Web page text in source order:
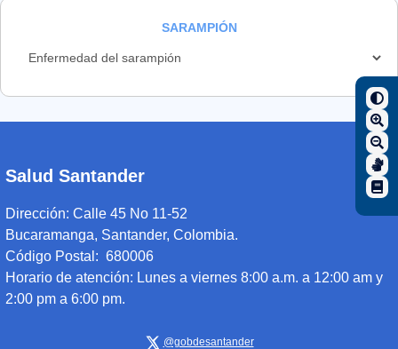
SARAMPIÓN
Salud Santander
Dirección: Calle 45 No 11-52
Bucaramanga, Santander, Colombia.
Código Postal: 680006
Horario de atención: Lunes a viernes 8:00 a.m. a 12:00 am y
2:00 pm a 6:00 pm.
@gobdesantander